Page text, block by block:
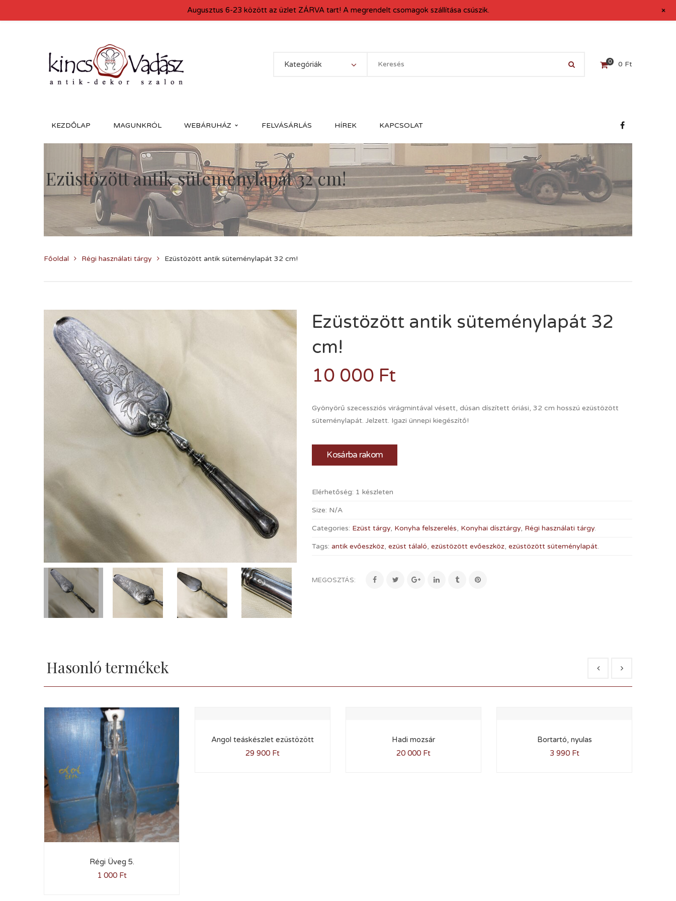
Kategóriák 0 0 Ft
KEZDŐLAP MAGUNKRÓL WEBÁRUHÁZ FELVÁSÁRLÁS HÍREK KAPCSOLAT
Ezüstözött antik süteménylapát 32 cm!
Főoldal Régi használati tárgy Ezüstözött antik süteménylapát 32 cm!
Ezüstözött antik süteménylapát 32
cm!
10 000 Ft
Gyönyörű szecessziós virágmintával vésett, dúsan díszített óriási, 32 cm hosszú ezüstözött
süteménylapát. Jelzett. Igazi ünnepi kiegészítő!
Kosárba rakom
Elérhetőség: 1 készleten
Size: N/A
Categories: Ezüst tárgy, Konyha felszerelés, Konyhai dísztárgy, Régi használati tárgy.
Tags: antik evőeszköz,ezüst tálaló,ezüstözött evőeszköz,ezüstözött süteménylapát.
MEGOSZTÁS:
Hasonló termékek
Régi Üveg 5.
1 000 Ft
Angol teáskészlet ezüstözött
29 900 Ft
Hadi mozsár
20 000 Ft
Bortartó, nyulas
3 990 Ft
Augusztus 6-23 között az üzlet ZÁRVA tart! A megrendelt csomagok szállítása csúszik. +